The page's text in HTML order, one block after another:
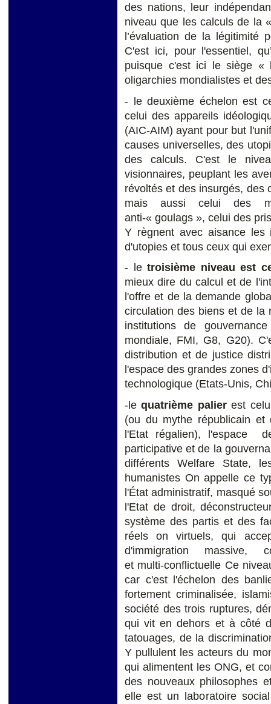
des nations, leur
niveau que les calculs de la
l’évaluation de la légitimité
C'est ici, pour l'essentiel,
puisque c'est ici le siège «
oligarchies mondialistes et
- le deuxième échelon est
celui des appareils
(AIC-AIM) ayant pour but
causes universelles, des
des calculs. C'est le
visionnaires, peuplant les
révoltés et des insurgés, des
mais aussi celui des
anti-« goulags », celui des
Y règnent avec aisance les
d'utopies et tous ceux qui
- le troisième niveau est
mieux dire du calcul et de
l'offre et de la demande
circulation des biens et de la
institutions de
mondiale, FMI, G8, G20).
distribution et de justice
l'espace des grandes zones
technologique (Etats-Unis,
-lequatrième palierest
(ou du mythe républicain
l'Etat régalien), l'espace
participative et de la
différents Welfare State,
humanistes On appelle ce
l'État administratif, masqué
l'Etat de droit,
système des partis et des
réels on virtuels, qui
d'immigration massive,
et multi-conflictuelle Ce
car c'est l'échelon des
fortement criminalisée,
société des trois ruptures,
qui vit en dehors et à côté
tatouages, de la
Y pullulent les acteurs du
qui alimentent les ONG, et
des nouveaux philosophes
elle est un laboratoire